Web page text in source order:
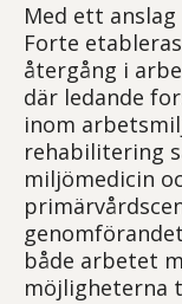
Med ett
Forte
återgång i
där ledande
inom
rehabilitering
miljömedicin
både arbetet
möjligheterna